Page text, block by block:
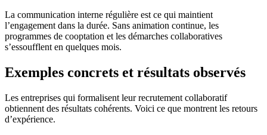
La communication interne régulière est ce qui maintient
l’engagement dans la durée. Sans animation continue, les
programmes de cooptation et les démarches collaboratives
s’essoufflent en quelques mois.
Exemples concrets et résultats observés
Les entreprises qui formalisent leur recrutement collaboratif
obtiennent des résultats cohérents. Voici ce que montrent les retours
d’expérience.